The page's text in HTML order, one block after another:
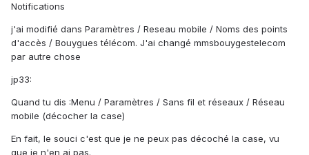
Notifications
j'ai modifié dans Paramètres / Reseau mobile / Noms des points
d'accès / Bouygues télécom. J'ai changé mmsbouygestelecom
par autre chose
jp33:
Quand tu dis :Menu / Paramètres / Sans fil et réseaux / Réseau
mobile (décocher la case)
En fait, le souci c'est que je ne peux pas décoché la case, vu
que je n'en ai pas.